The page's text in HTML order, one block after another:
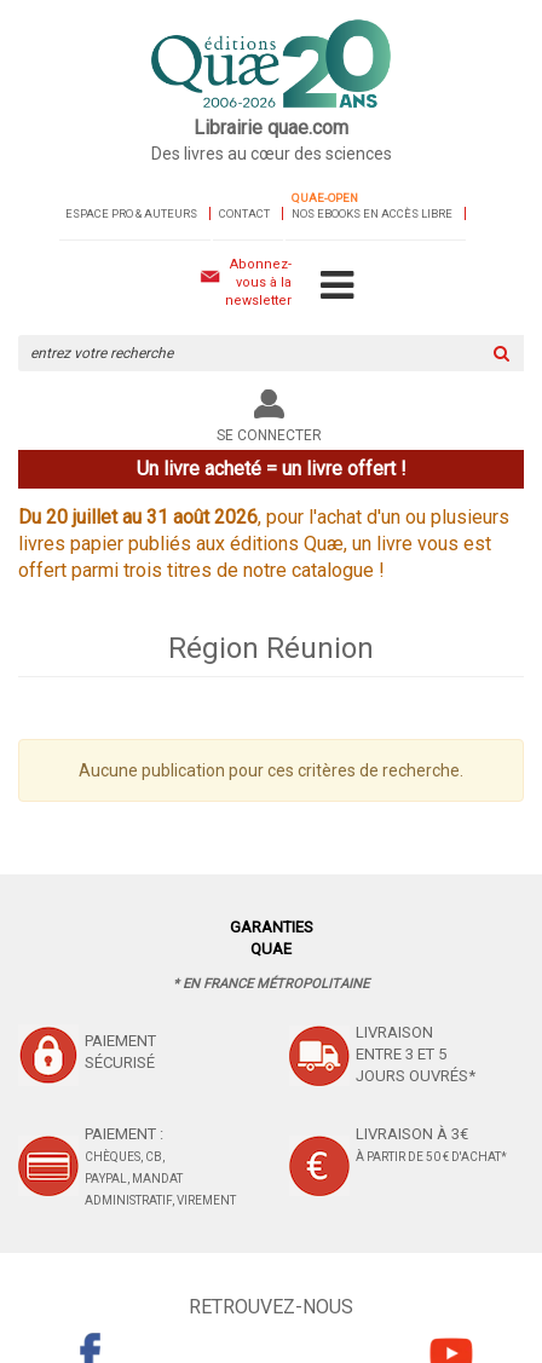
Librairie quae.com
Des livres au cœur des sciences
ESPACE PRO & AUTEURS CONTACT
QUAE-OPEN
NOS EBOOKS EN ACCÈS LIBRE
Abonnez-
vous à la
newsletter
le
site
SE CONNECTER
Un livre acheté = un livre offert !
Du 20 juillet au 31 août 2026, pour l'achat d'un ou plusieurs
livres papier publiés aux éditions Quæ, un livre vous est
offert parmi trois titres de notre catalogue !
Région Réunion
Aucune publication pour ces critères de recherche.
GARANTIES
QUAE
* EN FRANCE MÉTROPOLITAINE
PAIEMENT
SÉCURISÉ
LIVRAISON
ENTRE 3 ET 5
JOURS OUVRÉS*
PAIEMENT :
CHÈQUES, CB,
PAYPAL, MANDAT
ADMINISTRATIF, VIREMENT
LIVRAISON À 3€
À PARTIR DE 50 € D'ACHAT*
RETROUVEZ-NOUS